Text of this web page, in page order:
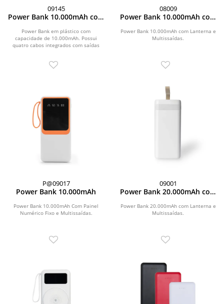
09145
Power Bank 10.000mAh com
ou via Cabo
Power Bank em plástico com
capacidade de 10.000mAh. Possui
quatro cabos integrados com saídas
08009
Power Bank 10.000mAh com
Power Bank 10.000mAh com Lanterna e
Multissaídas.
P@09017
Power Bank 10.000mAh
Power Bank 10.000mAh Com Painel
Numérico Fixo e Multissaídas.
09001
Power Bank 20.000mAh com
Power Bank 20.000mAh com Lanterna e
Multissaídas.